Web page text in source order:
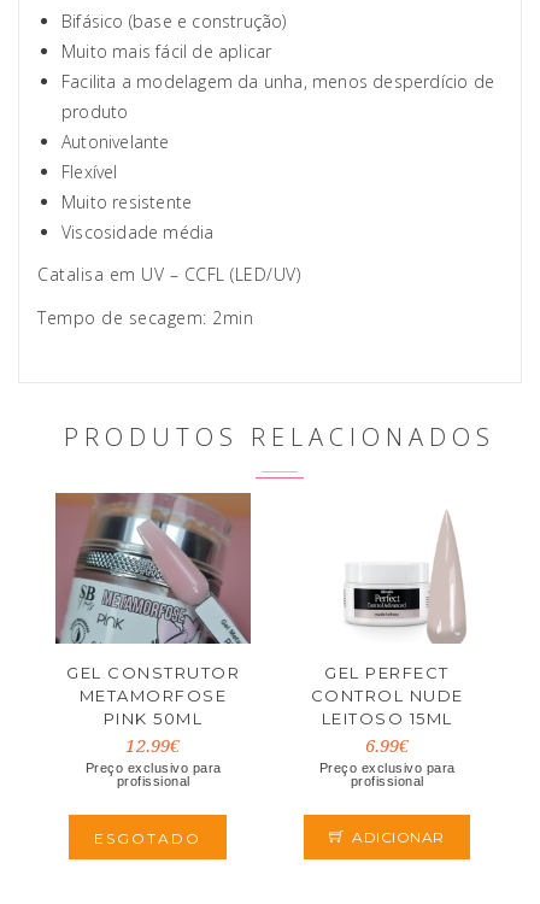
Bifásico (base e construção)
Muito mais fácil de aplicar
Facilita a modelagem da unha, menos desperdício de
produto
Autonivelante
Flexível
Muito resistente
Viscosidade média
Catalisa em UV – CCFL (LED/UV)
Tempo de secagem: 2min
PRODUTOS RELACIONADOS
GEL CONSTRUTOR
METAMORFOSE
PINK 50ML
12.99€
Preço exclusivo para
profissional
ESGOTADO
GEL PERFECT
CONTROL NUDE
LEITOSO 15ML
6.99€
Preço exclusivo para
profissional
ADICIONAR